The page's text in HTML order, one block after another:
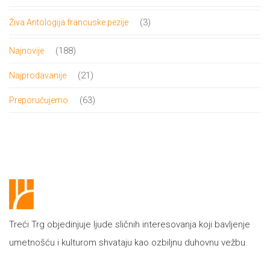
Živa Antologija francuske pezije 33
Najnovije 188188
Najprodavanije 2121
Preporučujemo 6363
Treći Trg objedinjuje ljude sličnih interesovanja koji bavljenje
umetnošću i kulturom shvataju kao ozbiljnu duhovnu vežbu.